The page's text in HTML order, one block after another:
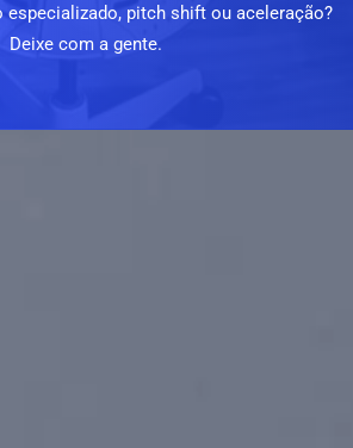
especializado, pitch shift ou aceleração?
Deixe com a gente.